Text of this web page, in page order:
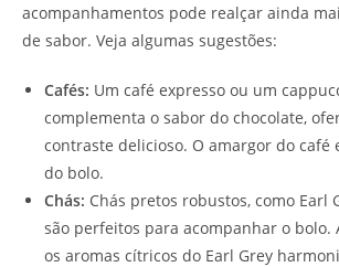
acompanhamentos pode realçar ainda
de sabor. Veja algumas sugestões:
Cafés: Um café expresso ou um
complementa o sabor do chocolate,
contraste delicioso. O amargor do café
do bolo.
Chás: Chás pretos robustos, como Earl
são perfeitos para acompanhar o bolo.
os aromas cítricos do Earl Grey